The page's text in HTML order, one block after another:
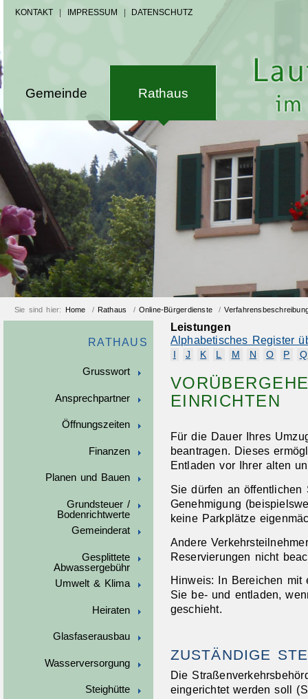
KONTAKT IMPRESSUM DATENSCHUTZ
Gemeinde Rathaus
Sie sind hier: Home / Rathaus / Online-Bürgerdienste /
RATHAUS
Grusswort
Ansprechpartner
Öffnungszeiten
Finanzen
Planen und Bauen
Grundsteuer /
Bodenrichtwerte
Gemeinderat
Gesplittete
Abwassergebühr
Umwelt & Klima
Heiraten
Glasfaserausbau
Wasserversorgung
Steighütte
Leistungen
Alphabetisches Register
J K L M N O P Q
EINRICHTEN
Für die Dauer Ihres
beantragen. Dieses
Entladen vor Ihrer alten
Sie dürfen an öffentlichen
Genehmigung
keine Parkplätze
Andere
Reservierungen nicht
Hinweis: In Bereichen mit
Sie be- und entladen,
geschieht.
ZUSTÄNDIGE
Die
eingerichtet werden soll